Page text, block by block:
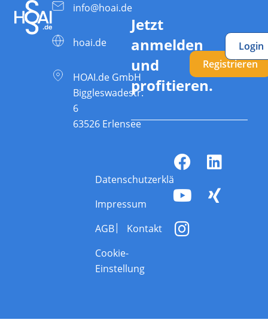
info@hoai.de
hoai.de
HOAI.de GmbH
Biggleswadestr.
6
63526 Erlensee
Jetzt
anmelden
und
profitieren.
Registrieren
Login
Datenschutzerklärung
Impressum
AGB
Kontakt
Cookie-
Einstellung